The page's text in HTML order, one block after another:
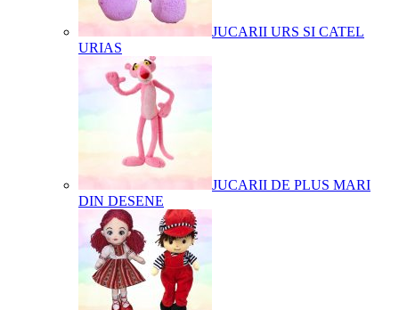
JUCARII URS SI CATEL
URIAS
JUCARII DE PLUS MARI
DIN DESENE